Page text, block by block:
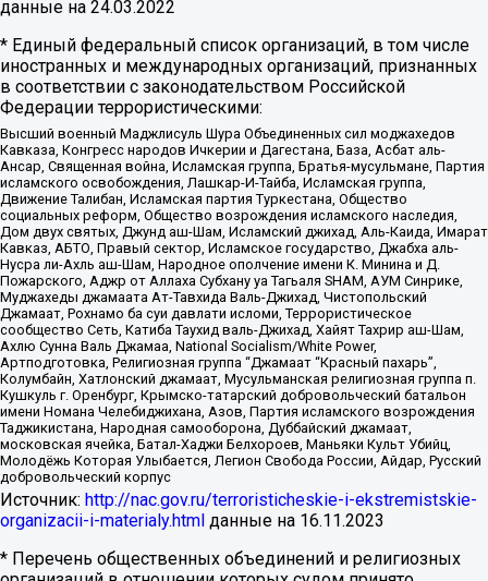
данные на 24.03.2022
* Единый федеральный список организаций, в том числе
иностранных и международных организаций, признанных
в соответствии с законодательством Российской
Федерации террористическими:
Высший военный Маджлисуль Шура Объединенных сил моджахедов
Кавказа, Конгресс народов Ичкерии и Дагестана, База, Асбат аль-
Ансар, Священная война, Исламская группа, Братья-мусульмане, Партия
исламского освобождения, Лашкар-И-Тайба, Исламская группа,
Движение Талибан, Исламская партия Туркестана, Общество
социальных реформ, Общество возрождения исламского наследия,
Дом двух святых, Джунд аш-Шам, Исламский джихад, Аль-Каида, Имарат
Кавказ, АБТО, Правый сектор, Исламское государство, Джабха аль-
Нусра ли-Ахль аш-Шам, Народное ополчение имени К. Минина и Д.
Пожарского, Аджр от Аллаха Субхану уа Тагьаля SHAM, АУМ Синрике,
Муджахеды джамаата Ат-Тавхида Валь-Джихад, Чистопольский
Джамаат, Рохнамо ба суи давлати исломи, Террористическое
сообщество Сеть, Катиба Таухид валь-Джихад, Хайят Тахрир аш-Шам,
Ахлю Сунна Валь Джамаа, National Socialism/White Power,
Артподготовка, Религиозная группа “Джамаат “Красный пахарь”,
Колумбайн, Хатлонский джамаат, Мусульманская религиозная группа п.
Кушкуль г. Оренбург, Крымско-татарский добровольческий батальон
имени Номана Челебиджихана, Азов, Партия исламского возрождения
Таджикистана, Народная самооборона, Дуббайский джамаат,
московская ячейка, Батал-Хаджи Белхороев, Маньяки Культ Убийц,
Молодёжь Которая Улыбается, Легион Свобода России, Айдар, Русский
добровольческий корпус
Источник: http://nac.gov.ru/terroristicheskie-i-ekstremistskie-
organizacii-i-materialy.html данные на 16.11.2023
* Перечень общественных объединений и религиозных